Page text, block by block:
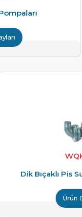
Dik Bıçaklı Pis
Ürün